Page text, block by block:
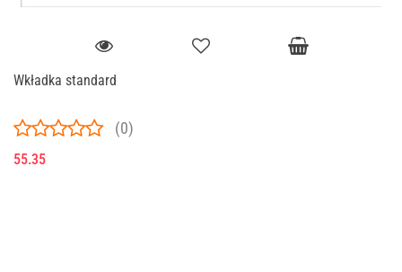
Wkładka standard
(0)
55.35